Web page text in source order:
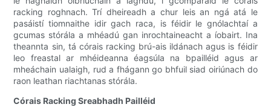
racking roghnach. Trí dheireadh a chur leis an ngá atá le
pasáistí tiomnaithe idir gach raca, is féidir le gnólachtaí a
gcumas stórála a mhéadú gan inrochtaineacht a íobairt. Ina
theannta sin, tá córais racking brú-ais ildánach agus is féidir
leo freastal ar mhéideanna éagsúla na bpailléid agus ar
mheáchain ualaigh, rud a fhágann go bhfuil siad oiriúnach do
raon leathan riachtanas stórála.
Córais Racking Sreabhadh Pailléid